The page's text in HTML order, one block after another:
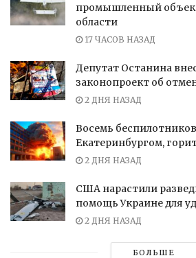
промышленный
области
17 ЧАСОВ НАЗАД
Депутат Останина
законопроект об
2 ДНЯ НАЗАД
Восемь
Екатеринбургом,
2 ДНЯ НАЗАД
США нарастили
помощь Украине для
2 ДНЯ НАЗАД
БОЛЬШЕ